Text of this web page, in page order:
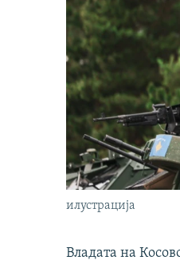
илустрација
Владата на